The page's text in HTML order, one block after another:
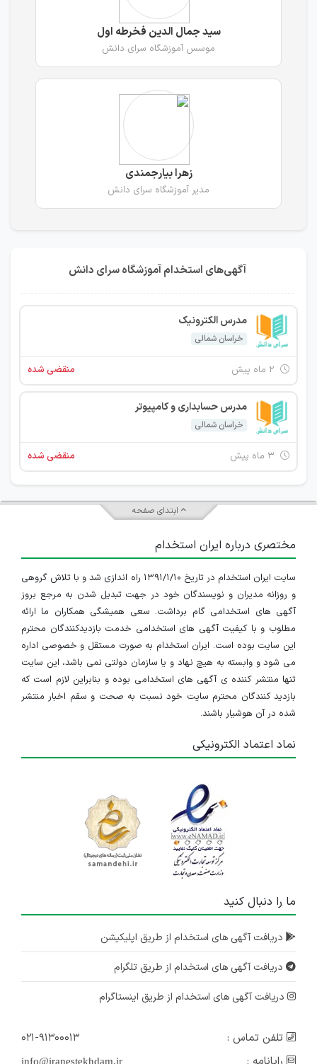
سید جمال الدین فخرطه اول
موسس آموزشگاه سرای دانش
زهرا بیارجمندی
مدیر آموزشگاه سرای دانش
آگهی‌های استخدام آموزشگاه سرای دانش
مدرس الکترونیک
خراسان شمالی
منقضی شده
مدرس حسابداری و کامپیوتر
خراسان شمالی
منقضی شده
ابتدای صفحه
مختصری درباره ایران استخدام
سایت ایران استخدام در تاریخ ۱۳۹۱/۱/۱۰ راه اندازی شد و با تلاش گروهی
و روزانه مدیران و نویسندگان خود در جهت تبدیل شدن به مرجع بروز
آگهی های استخدامی گام برداشت. سعی همیشگی همکاران ما ارائه
مطلوب و با کیفیت آگهی های استخدامی خدمت بازدیدکنندگان محترم
این سایت بوده است. ایران استخدام به صورت مستقل و خصوصی اداره
می شود و وابسته به هیچ نهاد و یا سازمان دولتی نمی باشد، این سایت
تنها منتشر کننده ی آگهی های استخدامی بوده و بنابراین لازم است که
بازدید کنندگان محترم سایت خود نسبت به صحت و سقم اخبار منتشر
شده در آن هوشیار باشند.
نماد اعتماد الکترونیکی
ما را دنبال کنید
دریافت آگهی های استخدام از طریق اپلیکیشن
دریافت آگهی های استخدام از طریق تلگرام
دریافت آگهی های استخدام از طریق اینستاگرام
تلفن تماس :
۰۲۱-۹۱۳۰۰۰۱۳
info@iranestekhdam.ir